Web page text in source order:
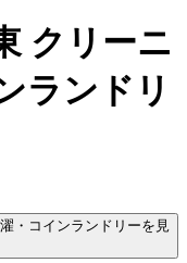
クリーニ
ランドリ
・コインランドリーを見